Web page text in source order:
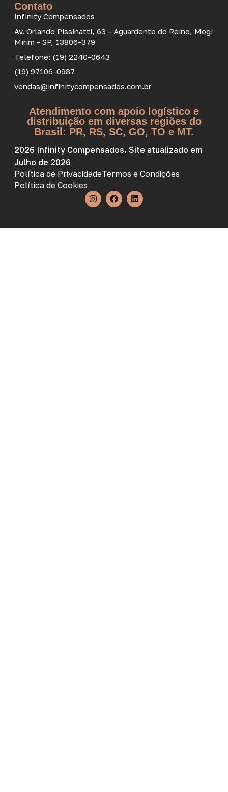
Contato
Infinity Compensados
Av. Orlando Pissinatti, 63 - Aguardente do Reino, Mogi
Mirim - SP, 13806-379
Telefone: (19) 2240-0643
(19) 97106-0987
vendas@infinitycompensados.com.br
Atendimento com apoio logístico e
distribuição em diversas regiões do
Brasil: PR, RS, SC, GO, TO e MT.
2026 Infinity Compensados. Site atualizado em
Julho de 2026
Política de PrivacidadeTermos e Condições
Política de Cookies